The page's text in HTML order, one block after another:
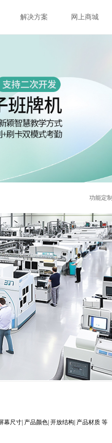
解决方案 网上商城
功能定制
幕尺寸| 产品颜色| 开放结构| 产品材质 等